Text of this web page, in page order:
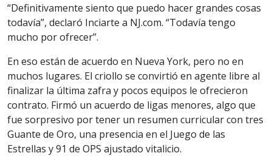
“Definitivamente siento que puedo hacer grandes cosas
todavía”, declaró Inciarte a NJ.com. “Todavía tengo
mucho por ofrecer”.
En eso están de acuerdo en Nueva York, pero no en
muchos lugares. El criollo se convirtió en agente libre al
finalizar la última zafra y pocos equipos le ofrecieron
contrato. Firmó un acuerdo de ligas menores, algo que
fue sorpresivo por tener un resumen curricular con tres
Guante de Oro, una presencia en el Juego de las
Estrellas y 91 de OPS ajustado vitalicio.